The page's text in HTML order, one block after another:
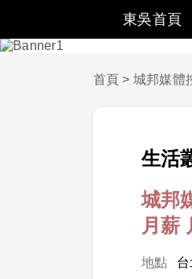
東吳首頁
首頁 > 城邦媒體
生活
城邦
月薪
地點